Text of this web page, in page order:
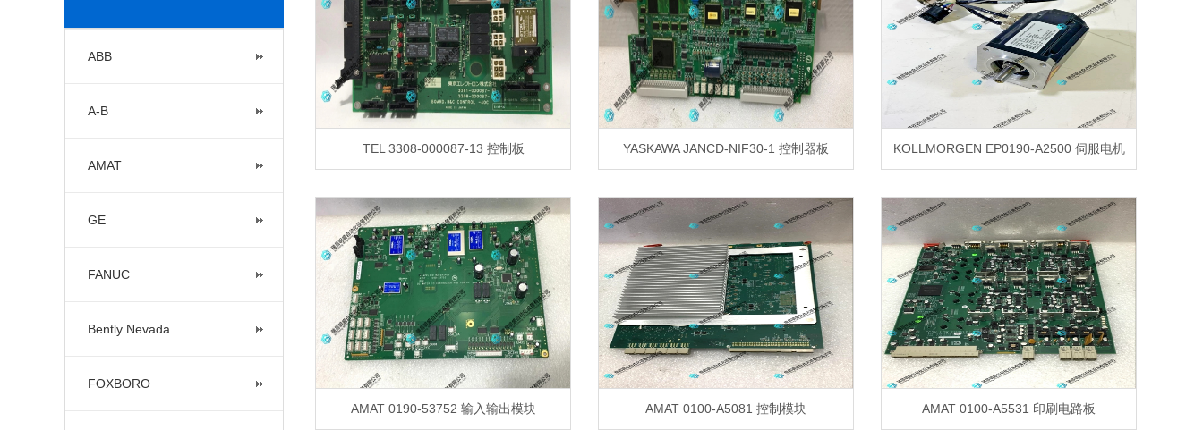
ABB
A-B
AMAT
GE
FANUC
Bently Nevada
FOXBORO
TEL 3308-000087-13 控制板 YASKAWA JANCD-NIF30-1 控制器板 KOLLMORGEN EP0190-A2500 伺服电机
AMAT 0190-53752 输入输出模块 AMAT 0100-A5081 控制模块 AMAT 0100-A5531 印刷电路板